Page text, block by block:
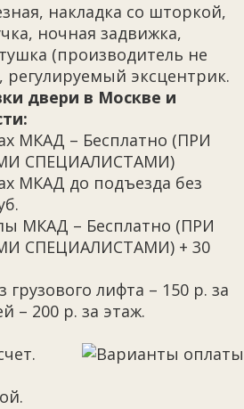
накладка со шторкой,
ночная задвижка,
(производитель не
регулируемый эксцентрик.
двери в Москве и
МКАД – Бесплатно (ПРИ
СПЕЦИАЛИСТАМИ)
МКАД до подъезда без
МКАД – Бесплатно (ПРИ
СПЕЦИАЛИСТАМИ) + 30
лифта – 150 р. за
– 200 р. за этаж.